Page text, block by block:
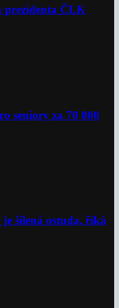
prezidenta ČLK
seniory za 70 000
je šílená ostuda, říká